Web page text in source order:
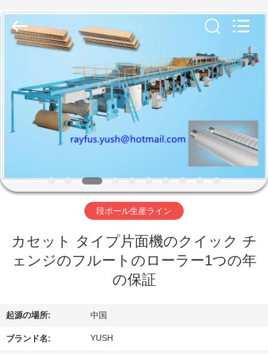
プ
ロ
ク
私
達
つ
い
©
2020
2026
YUSH
Reserved.
段ボール生産ライン
カセット タイプ片面機のクイック チ
ェンジのフルートのローラー1つの年
の保証
起源の場所: 中国
ブランド名: YUSH